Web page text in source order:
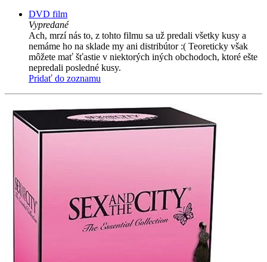
DVD film
Vypredané
Ach, mrzí nás to, z tohto filmu sa už predali všetky kusy a
nemáme ho na sklade my ani distribútor :( Teoreticky však
môžete mať šťastie v niektorých iných obchodoch, ktoré ešte
nepredali posledné kusy.
Pridať do zoznamu